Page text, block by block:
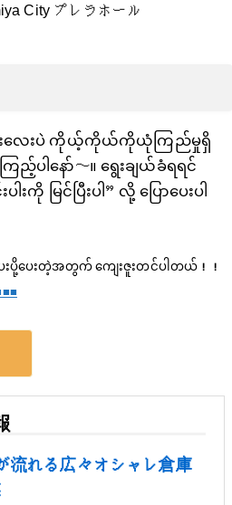
City プレラホール
းလေးပဲ ကိုယ့်ကိုယ်ကိုယုံကြည်မှုရှိ
ပါနော်〜။ ရွေးချယ်ခံရရင်
းကို မြင်ပြီးပါ” လို့ ပြောပေးပါ
ေးပို့ပေးတဲ့အတွက် ကျေးဇူးတင်ပါတယ်！！
流れる広々オシャレ倉庫